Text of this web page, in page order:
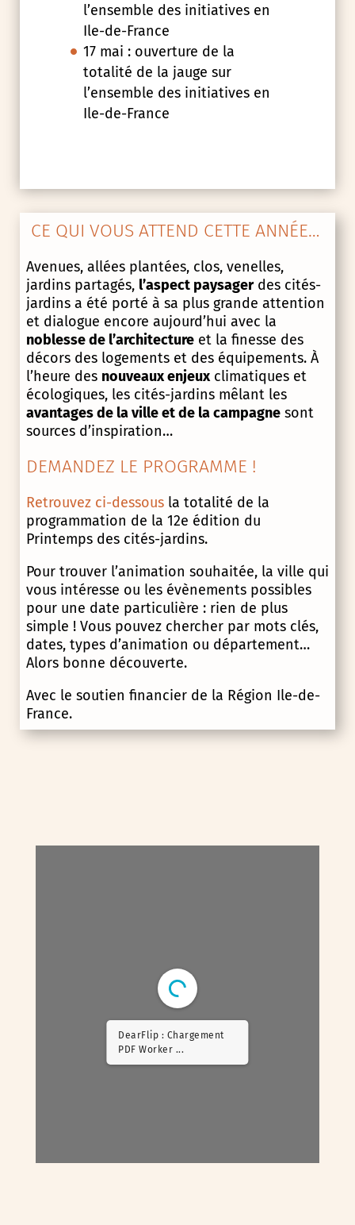
l’ensemble des initiatives en
Ile-de-France
17 mai : ouverture de la
totalité de la jauge sur
l’ensemble des initiatives en
Ile-de-France
CE QUI VOUS ATTEND CETTE ANNÉE…
Avenues, allées plantées, clos, venelles,
jardins partagés, l’aspect paysagerdes cités-
jardins a été porté à sa plus grande attention
et dialogue encore aujourd’hui avec la
noblesse de l’architectureet la finesse des
décors des logements et des équipements. À
l’heure des nouveaux enjeuxclimatiques et
écologiques, les cités-jardins mêlant les
avantages de la ville et de la campagnesont
sources d’inspiration…
DEMANDEZ LE PROGRAMME !
Retrouvez ci-dessousla totalité de la
programmation de la 12e édition du
Printemps des cités-jardins.
Pour trouver l’animation souhaitée, la ville qui
vous intéresse ou les évènements possibles
pour une date particulière : rien de plus
simple ! Vous pouvez chercher par mots clés,
dates, types d’animation ou département…
Alors bonne découverte.
Avec le soutien financier de la Région Ile-de-
France.
DearFlip : Chargement
PDF ...